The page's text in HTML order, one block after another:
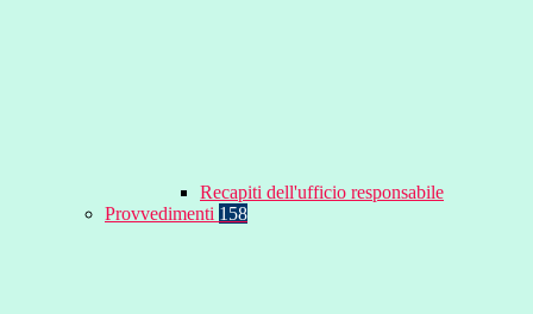
Recapiti dell'ufficio responsabile
Provvedimenti 158